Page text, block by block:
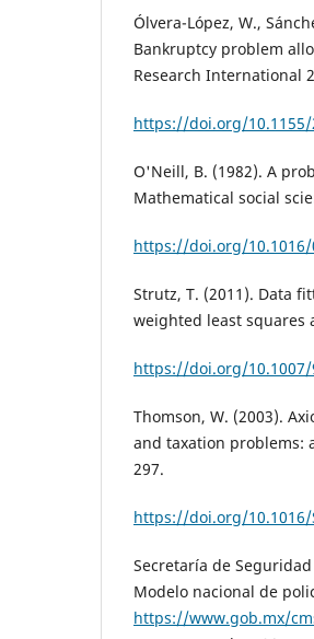
Ólvera-López, W.,
Bankruptcy problem
Research International
https://doi.org/10.1155/
O'Neill, B. (1982). A
Mathematical social
https://doi.org/10.1016/
Strutz, T. (2011). Data
weighted least squares
https://doi.org/10.1007/
Thomson, W. (2003).
and taxation problems:
297.
https://doi.org/10.1016/
Secretaría de
Modelo nacional de
https://www.gob.mx/